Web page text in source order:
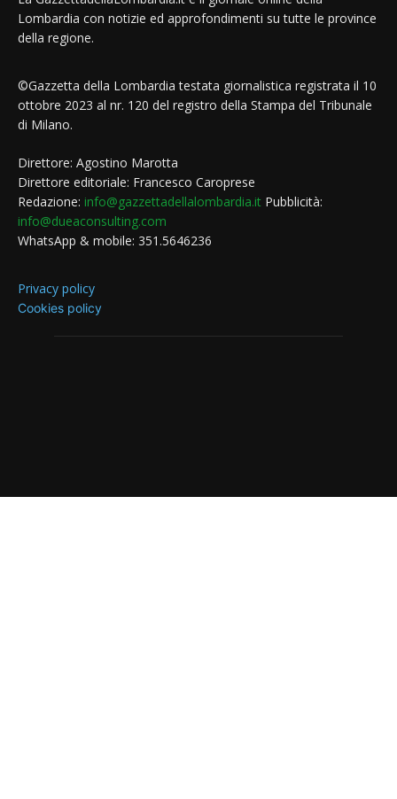
Lombardia con notizie ed approfondimenti su tutte le province
della regione.
©Gazzetta della Lombardia testata giornalistica registrata il 10
ottobre 2023 al nr. 120 del registro della Stampa del Tribunale
di Milano.
Direttore: Agostino Marotta
Direttore editoriale: Francesco Caroprese
Redazione: info@gazzettadellalombardia.it Pubblicità:
info@dueaconsulting.com
WhatsApp & mobile: 351.5646236
Privacy policy
Cookies policy